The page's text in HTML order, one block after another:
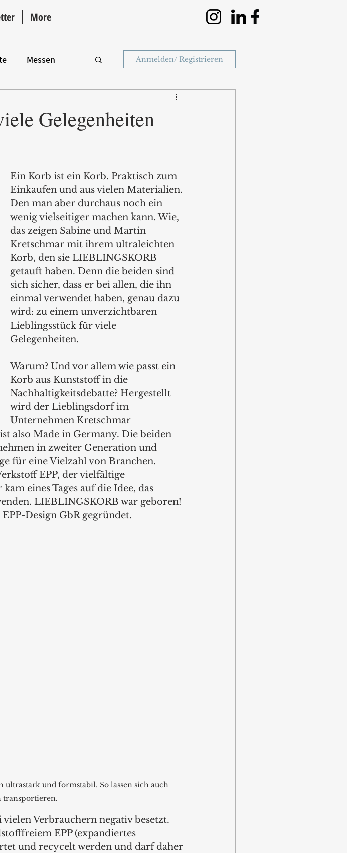
More
Messen Anmelden/ Registrieren
Gelegenheiten
Ein Korb ist ein Korb. Praktisch zum
Einkaufen und aus vielen Materialien.
Den man aber durchaus noch ein
wenig vielseitiger machen kann. Wie,
das zeigen Sabine und Martin
Kretschmar mit ihrem ultraleichten
Korb, den sie LIEBLINGSKORB
getauft haben. Denn die beiden sind
sich sicher, dass er bei allen, die ihn
einmal verwendet haben, genau dazu
wird: zu einem unverzichtbaren
Lieblingsstück für viele
Gelegenheiten.
Warum? Und vor allem wie passt ein
Korb aus Kunststoff in die
Nachhaltigkeitsdebatte? Hergestellt
wird der Lieblingsdorf im
Unternehmen Kretschmar
also Made in Germany. Die beiden
in zweiter Generation und
für eine Vielzahl von Branchen.
EPP, der vielfältige
eines Tages auf die Idee, das
LIEBLINGSKORB war geboren!
Design GbR gegründet.
ultrastark und formstabil. So lassen sich auch
transportieren.
Verbrauchern negativ besetzt.
EPP (expandiertes
und recycelt werden und darf daher